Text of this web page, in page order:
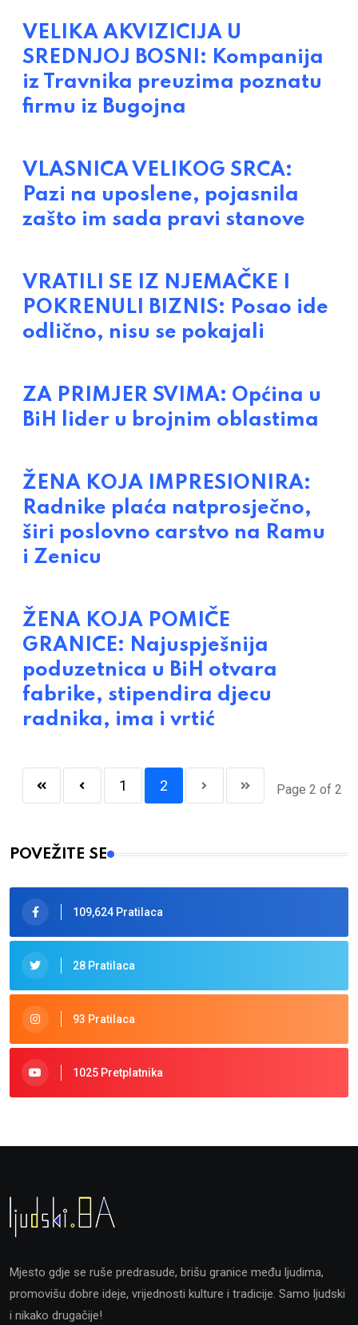
VELIKA AKVIZICIJA U
SREDNJOJ BOSNI: Kompanija
iz Travnika preuzima poznatu
firmu iz Bugojna
VLASNICA VELIKOG SRCA:
Pazi na uposlene, pojasnila
zašto im sada pravi stanove
VRATILI SE IZ NJEMAČKE I
POKRENULI BIZNIS: Posao ide
odlično, nisu se pokajali
ZA PRIMJER SVIMA: Općina u
BiH lider u brojnim oblastima
ŽENA KOJA IMPRESIONIRA:
Radnike plaća natprosječno,
širi poslovno carstvo na Ramu
i Zenicu
ŽENA KOJA POMIČE
GRANICE: Najuspješnija
poduzetnica u BiH otvara
fabrike, stipendira djecu
radnika, ima i vrtić
Page 2 of 2
1 2
POVEŽITE SE
109,624 Pratilaca
28 Pratilaca
93 Pratilaca
1025 Pretplatnika
Mjesto gdje se ruše predrasude, brišu granice među ljudima,
promovišu dobre ideje, vrijednosti kulture i tradicije. Samo ljudski
i nikako drugačije!